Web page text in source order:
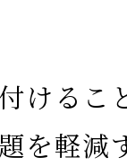
けるこ
を軽減